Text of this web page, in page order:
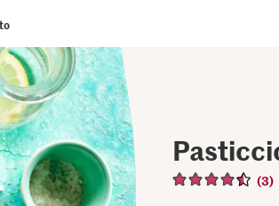
(3)